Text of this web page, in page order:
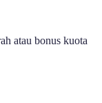
atau bonus kuota